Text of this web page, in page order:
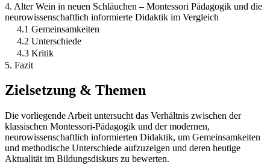
4. Alter Wein in neuen Schläuchen – Montessori Pädagogik und die
neurowissenschaftlich informierte Didaktik im Vergleich
4.1 Gemeinsamkeiten
4.2 Unterschiede
4.3 Kritik
5. Fazit
Zielsetzung & Themen
Die vorliegende Arbeit untersucht das Verhältnis zwischen der
klassischen Montessori-Pädagogik und der modernen,
neurowissenschaftlich informierten Didaktik, um Gemeinsamkeiten
und methodische Unterschiede aufzuzeigen und deren heutige
Aktualität im Bildungsdiskurs zu bewerten.